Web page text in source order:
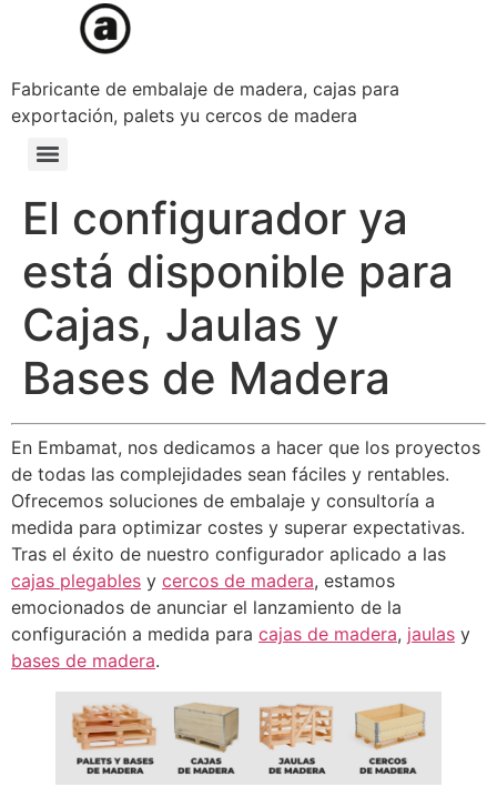
Fabricante de embalaje de madera, cajas para
exportación, palets yu cercos de madera
El configurador ya
está disponible para
Cajas, Jaulas y
Bases de Madera
En Embamat, nos dedicamos a hacer que los proyectos
de todas las complejidades sean fáciles y rentables.
Ofrecemos soluciones de embalaje y consultoría a
medida para optimizar costes y superar expectativas.
Tras el éxito de nuestro configurador aplicado a las
cajas plegables y cercos de madera, estamos
emocionados de anunciar el lanzamiento de la
configuración a medida para cajas de madera, jaulas y
bases de madera.